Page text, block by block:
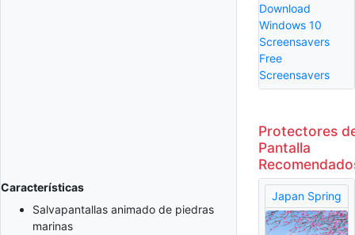
Características
Salvapantallas animado de piedras
marinas
Download
Windows 10
Screensavers
Free
Screensavers
Protectores
Pantalla
Japan Spring